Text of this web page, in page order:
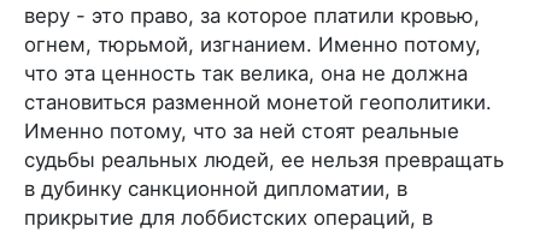
веру - это право, за которое платили кровью,
огнем, тюрьмой, изгнанием. Именно потому,
что эта ценность так велика, она не должна
становиться разменной монетой геополитики.
Именно потому, что за ней стоят реальные
судьбы реальных людей, ее нельзя превращать
в дубинку санкционной дипломатии, в
прикрытие для лоббистских операций, в